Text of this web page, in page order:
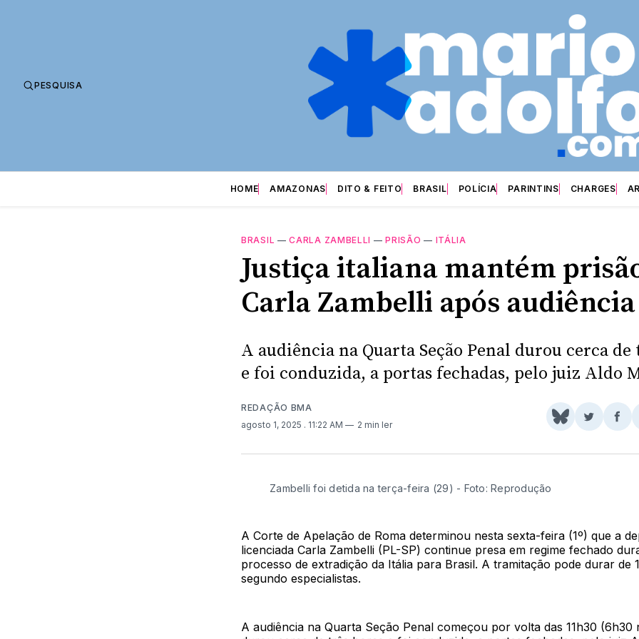
PESQUISA
HOME AMAZONAS DITO & FEITO BRASIL POLÍCIA PARINTINS CHARGES
BRASIL —CARLA ZAMBELLI —PRISÃO — ITÁLIA
Justiça italiana mantém
Carla Zambelli após audiência
A audiência na Quarta Seção Penal durou cerca de
e foi conduzida, a portas fechadas, pelo juiz Aldo
REDAÇÃO BMA
agosto 1, 2025 . 11:22 AM 2 min ler
Share
BlueSkyTwitter
Zambelli foi detida na terça-feira (29) - Foto: Reprodução
A Corte de Apelação de Roma determinou nesta sexta-feira (1º) que a
licenciada Carla Zambelli (PL-SP) continue presa em regime fechado
processo de extradição da Itália para Brasil. A tramitação pode durar de
segundo especialistas.
A audiência na Quarta Seção Penal começou por volta das 11h30 (6h30